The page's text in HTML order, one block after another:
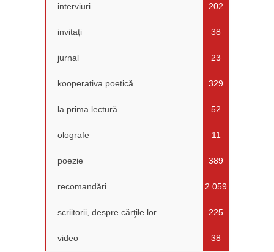
interviuri 202
invitaţi 38
jurnal 23
kooperativa poetică 329
la prima lectură 52
olografe 11
poezie 389
recomandări 2.059
scriitorii, despre cărţile lor 225
video 38